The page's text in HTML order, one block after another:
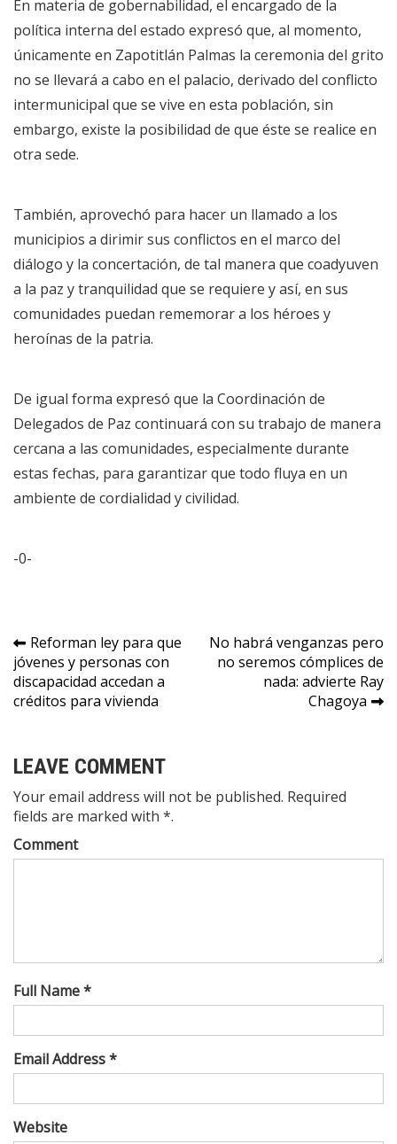
En materia de gobernabilidad, el encargado de la
política interna del estado expresó que, al momento,
únicamente en Zapotitlán Palmas la ceremonia del grito
no se llevará a cabo en el palacio, derivado del conflicto
intermunicipal que se vive en esta población, sin
embargo, existe la posibilidad de que éste se realice en
otra sede.
También, aprovechó para hacer un llamado a los
municipios a dirimir sus conflictos en el marco del
diálogo y la concertación, de tal manera que coadyuven
a la paz y tranquilidad que se requiere y así, en sus
comunidades puedan rememorar a los héroes y
heroínas de la patria.
De igual forma expresó que la Coordinación de
Delegados de Paz continuará con su trabajo de manera
cercana a las comunidades, especialmente durante
estas fechas, para garantizar que todo fluya en un
ambiente de cordialidad y civilidad.
-0-
Navegación
de
entradas
Reforman ley para que
jóvenes y personas con
discapacidad accedan a
créditos para vivienda
No habrá venganzas pero
no seremos cómplices de
nada: advierte Ray
Chagoya
LEAVE COMMENT
Your email address will not be published. Required
fields are marked with *.
Comment
Full Name *
Email Address *
Website